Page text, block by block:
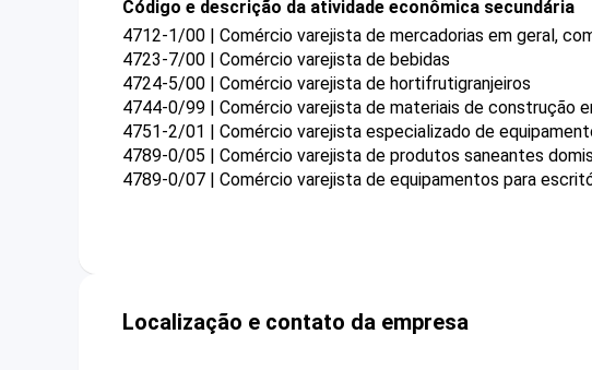
Código e descrição da atividade econômica secundária
4712-1/00 | Comércio varejista de mercadorias em geral,
4723-7/00 | Comércio varejista de bebidas
4724-5/00 | Comércio varejista de hortifrutigranjeiros
4744-0/99 | Comércio varejista de materiais de construção
4751-2/01 | Comércio varejista especializado de
4789-0/05 | Comércio varejista de produtos saneantes
4789-0/07 | Comércio varejista de equipamentos para
Localização e contato da empresa